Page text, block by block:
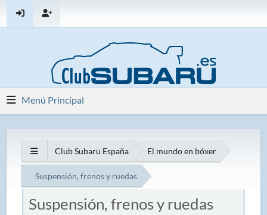
Menú Principal
Club Subaru España El mundo en bóxer
Suspensión, frenos y ruedas
Suspensión, frenos y ruedas